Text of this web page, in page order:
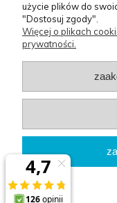
Pomoc
Moje
konto
:
użycie plików do
"Dostosuj zgody".
Więcej o plikach
prywatności.